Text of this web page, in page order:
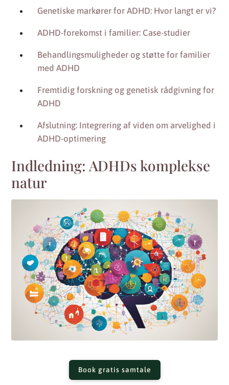
Genetiske markører for ADHD: Hvor langt er vi?
ADHD-forekomst i familier: Case-studier
Behandlingsmuligheder og støtte for familier
med ADHD
Fremtidig forskning og genetisk rådgivning for
ADHD
Afslutning: Integrering af viden om arvelighed i
ADHD-optimering
Indledning: ADHDs komplekse
natur
Book gratis samtale